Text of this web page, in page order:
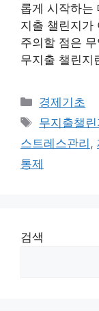
롭게 시작하는
지출 챌린지가
주의할 점은
무지출 챌린지
Categories
경제기초
Tags
무지출챌린
스트레스관리 ,
통제
검색